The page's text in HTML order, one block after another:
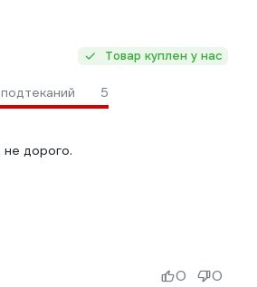
Товар куплен у нас
5
дорого.
0 0